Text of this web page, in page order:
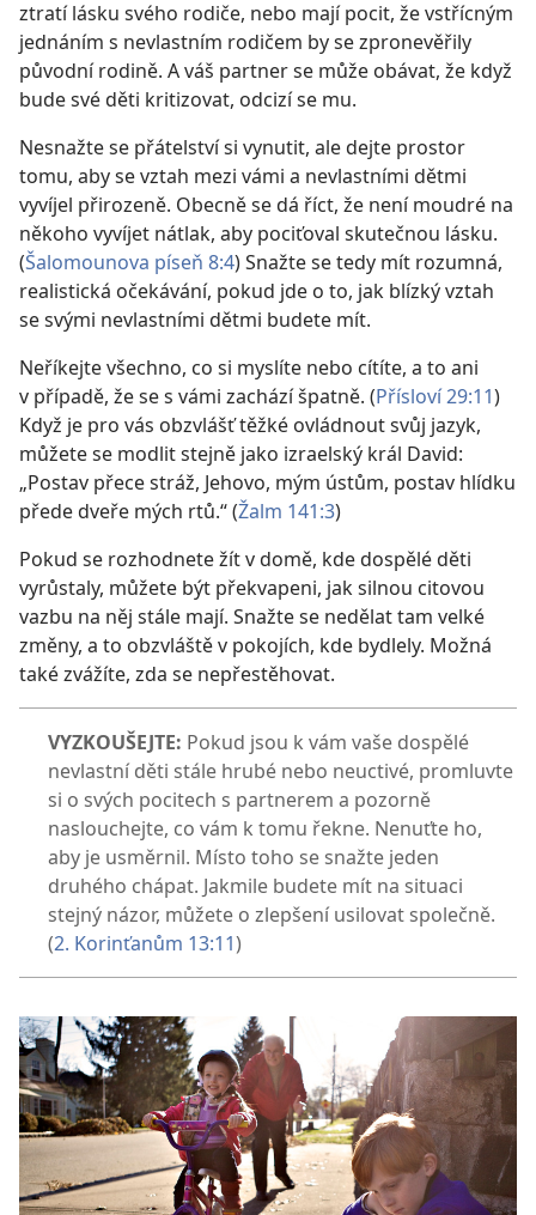
ztratí lásku svého rodiče, nebo mají pocit, že vstřícným
jednáním s nevlastním rodičem by se zpronevěřily
původní rodině. A váš partner se může obávat, že když
bude své děti kritizovat, odcizí se mu.
Nesnažte se přátelství si vynutit, ale dejte prostor
tomu, aby se vztah mezi vámi a nevlastními dětmi
vyvíjel přirozeně. Obecně se dá říct, že není moudré na
někoho vyvíjet nátlak, aby pociťoval skutečnou lásku.
(Šalomounova píseň 8:4) Snažte se tedy mít rozumná,
realistická očekávání, pokud jde o to, jak blízký vztah
se svými nevlastními dětmi budete mít.
Neříkejte všechno, co si myslíte nebo cítíte, a to ani
v případě, že se s vámi zachází špatně. (Přísloví 29:11)
Když je pro vás obzvlášť těžké ovládnout svůj jazyk,
můžete se modlit stejně jako izraelský král David:
„Postav přece stráž, Jehovo, mým ústům, postav hlídku
přede dveře mých rtů.“ (Žalm 141:3)
Pokud se rozhodnete žít v domě, kde dospělé děti
vyrůstaly, můžete být překvapeni, jak silnou citovou
vazbu na něj stále mají. Snažte se nedělat tam velké
změny, a to obzvláště v pokojích, kde bydlely. Možná
také zvážíte, zda se nepřestěhovat.
VYZKOUŠEJTE: Pokud jsou k vám vaše dospělé
nevlastní děti stále hrubé nebo neuctivé, promluvte
si o svých pocitech s partnerem a pozorně
naslouchejte, co vám k tomu řekne. Nenuťte ho,
aby je usměrnil. Místo toho se snažte jeden
druhého chápat. Jakmile budete mít na situaci
stejný názor, můžete o zlepšení usilovat společně.
(2. Korinťanům 13:11)